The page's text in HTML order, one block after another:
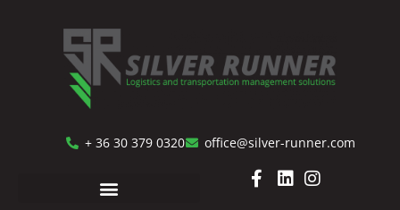
+ 36 30 379 0320 office@silver-runner.com